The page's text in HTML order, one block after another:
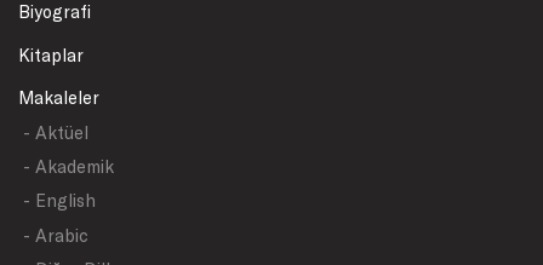
Biyografi
Kitaplar
Makaleler
- Aktüel
- Akademik
- English
- Arabic